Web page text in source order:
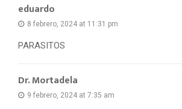
eduardo
8 febrero, 2024 at 11:31 pm
PARASITOS
Dr. Mortadela
9 febrero, 2024 at 7:35 am